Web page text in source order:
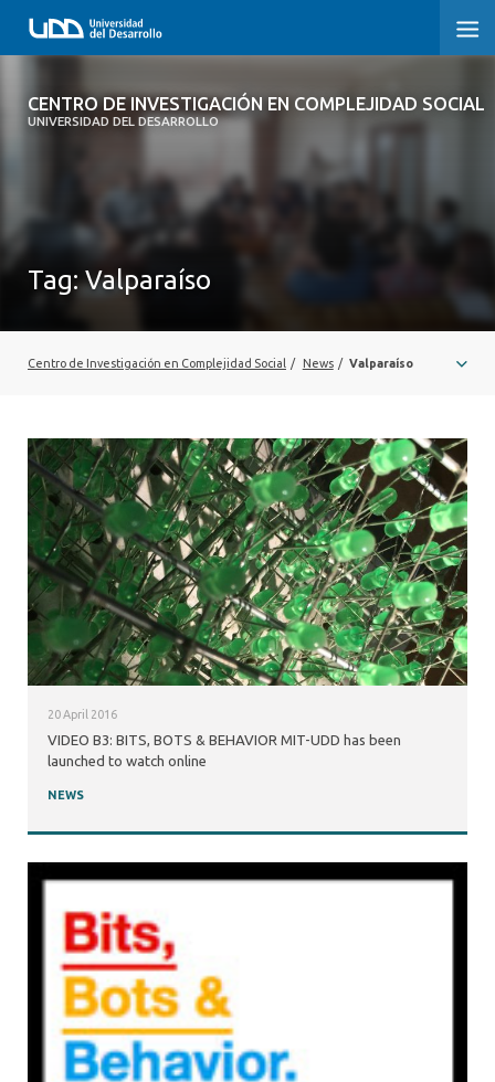
CENTRO DE INVESTIGACIÓN EN COMPLEJIDAD SOCIAL
UNIVERSIDAD DEL DESARROLLO
CENTRO DE INVESTIGACIÓN EN
COMPLEJIDAD SOCIAL
PEOPLE
PUBLICATIONS
EVENTS
Tag:Valparaíso
Centro de Investigación en Complejidad Social / News / Valparaíso
20 April 2016
VIDEO B3: BITS, BOTS & BEHAVIOR MIT-UDD has been
launched to watch online
NEWS